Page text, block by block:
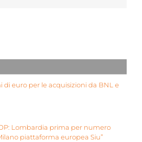
di euro per le acquisizioni da BNL e
Lombardia prima per numero
piattaforma europea Siu”